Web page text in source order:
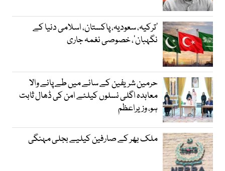
‘ترکیہ، سعودیہ، پاکستان، اسلامی دنیا کے
نگہبان’، خصوصی نغمہ جاری
حرمین شریفین کے سائے میں طے پانے والا
معاہدہ اگلی نسلوں کیلئے امن کی ڈھال ثابت
ہو، وزیراعظم
ملک بھر کے صارفین کیلیے بجلی مہنگی